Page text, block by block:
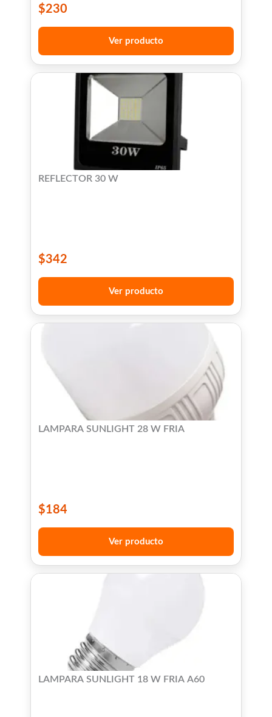
$230
Ver producto
REFLECTOR 30 W
$342
Ver producto
LAMPARA SUNLIGHT 28 W FRIA
$184
Ver producto
LAMPARA SUNLIGHT 18 W FRIA A60